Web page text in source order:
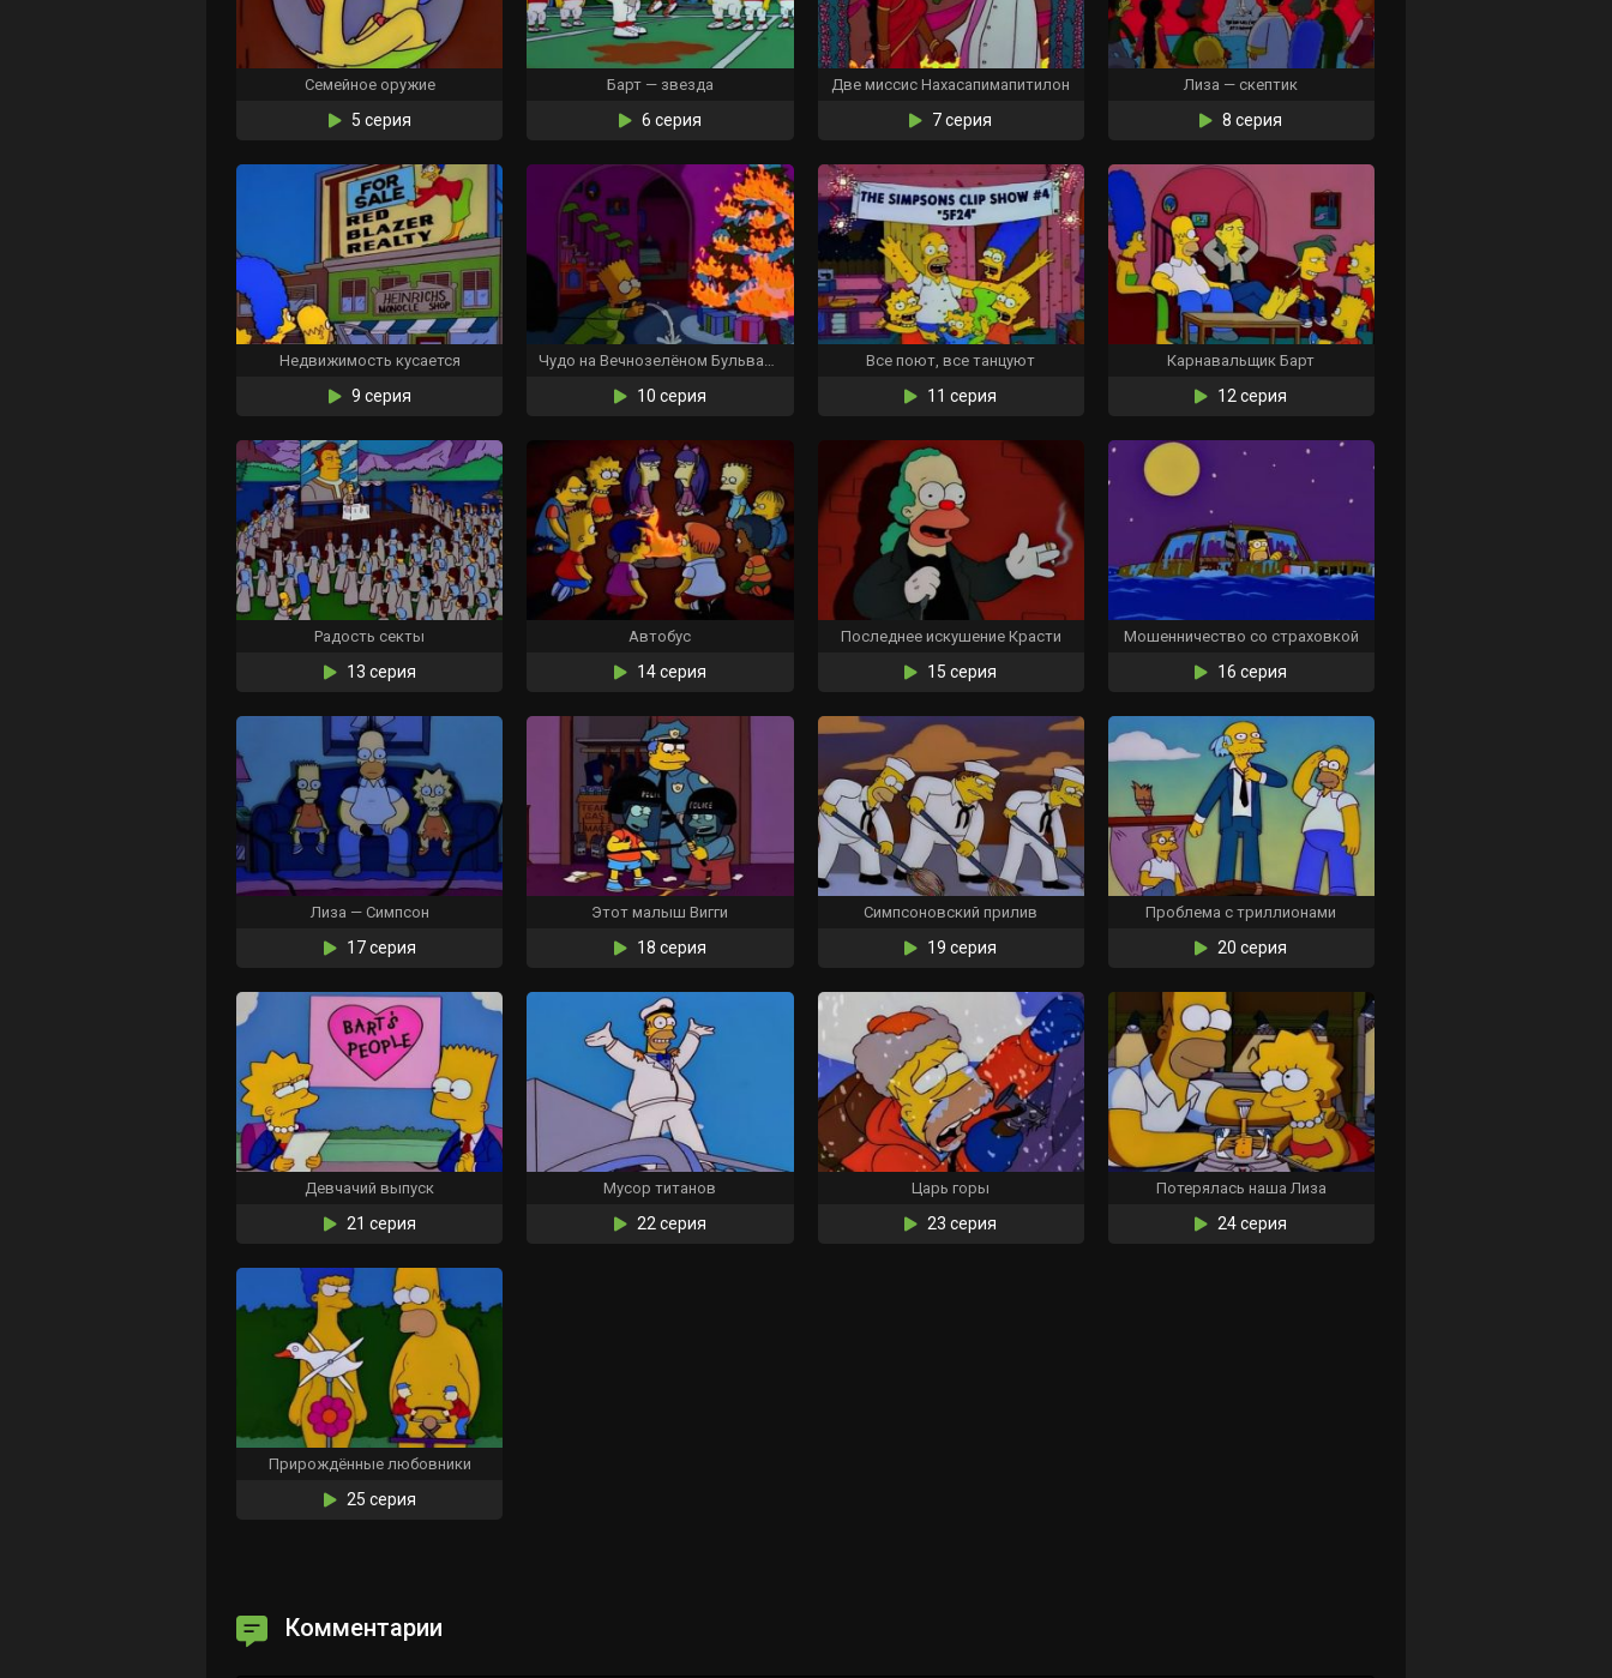
Семейное оружие
5 серия
Барт — звезда
6 серия
Две миссис Нахасапимапитилон
7 серия
Лиза — скептик
8 серия
Недвижимость кусается
9 серия 10 серия
Все поют, все танцуют
11 серия
Карнавальщик Барт
12 серия
Радость секты
13 серия
Автобус
14 серия
Последнее искушение Красти
15 серия
Мошенничество со страховкой
16 серия
Лиза — Симпсон
17 серия
Этот малыш Вигги
18 серия
Симпсоновский прилив
19 серия
Проблема с триллионами
20 серия
Девчачий выпуск
21 серия
Мусор титанов
22 серия
Царь горы
23 серия
Потерялась наша Лиза
24 серия
Прирождённые любовники
25 серия
Комментарии